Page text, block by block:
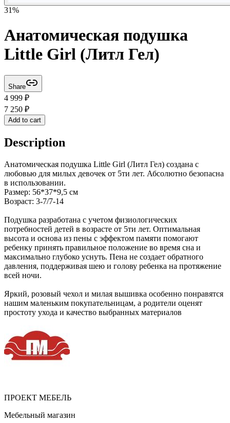
31%
Анатомическая подушка
Little Girl (Литл Гел)
Share
4 999 ₽
7 250 ₽
Add to cart
Description
Анатомическая подушка Little Girl (Литл Гел) создана с
любовью для милых девочек от 5ти лет. Абсолютно безопасна
в использовании.
Размер: 56*37*9,5 см
Возраст: 3-7/7-14
Подушка разработана с учетом физиологических
потребностей детей в возрасте от 5ти лет. Оптимальная
высота и основа из пены с эффектом памяти помогают
ребенку принять правильное положение во время сна и
максимально глубоко уснуть. Пена не создает обратного
давления, поддерживая шею и голову ребенка на протяжение
всей ночи.
Яркий, розовый чехол и милая вышивка особенно понравятся
нашим маленьким покупательницам, а родители оценят
простоту ухода и качество выбранных материалов
ПРОЕКТ МЕБЕЛЬ
Мебельный магазин